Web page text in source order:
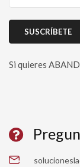
Si quieres